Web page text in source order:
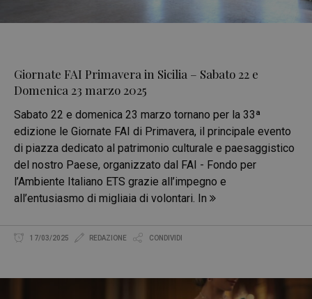
Giornate FAI Primavera in Sicilia – Sabato 22 e
Domenica 23 marzo 2025
Sabato 22 e domenica 23 marzo tornano per la 33ª
edizione le Giornate FAI di Primavera, il principale evento
di piazza dedicato al patrimonio culturale e paesaggistico
del nostro Paese, organizzato dal FAI - Fondo per
l’Ambiente Italiano ETS grazie all’impegno e
all’entusiasmo di migliaia di volontari. In
17/03/2025 REDAZIONE CONDIVIDI